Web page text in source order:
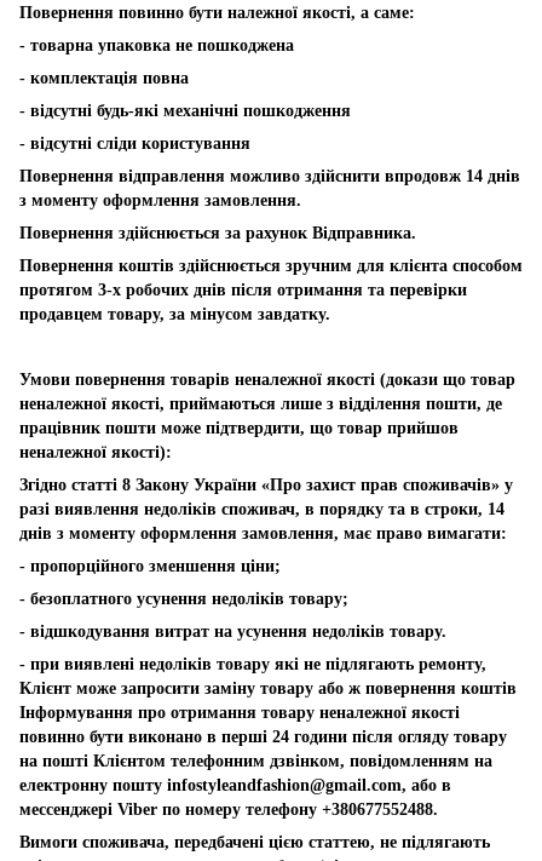
Повернення повинно бути належної якості, а саме:
- товарна упаковка не пошкоджена
- комплектація повна
- відсутні будь-які механічні пошкодження
- відсутні сліди користування
Повернення відправлення можливо здійснити впродовж 14 днів
з моменту оформлення замовлення.
Повернення здійснюється за рахунок Відправника.
Повернення коштів здійснюється зручним для клієнта способом
протягом 3-х робочих днів після отримання та перевірки
продавцем товару, за мінусом завдатку.
Умови повернення товарів неналежної якості (докази що товар
неналежної якості, приймаються лише з відділення пошти, де
працівник пошти може підтвердити, що товар прийшов
неналежної якості):
Згідно статті 8 Закону України «Про захист прав споживачів» у
разі виявлення недоліків споживач, в порядку та в строки, 14
днів з моменту оформлення замовлення, має право вимагати:
- пропорційного зменшення ціни;
- безоплатного усунення недоліків товару;
- відшкодування витрат на усунення недоліків товару.
- при виявлені недоліків товару які не підлягають ремонту,
Клієнт може запросити заміну товару або ж повернення коштів
Інформування про отримання товару неналежної якості
повинно бути виконано в перші 24 години після огляду товару
на пошті Клієнтом телефонним дзвінком, повідомленням на
електронну пошту infostyleandfashion@gmail.com, або в
мессенджері Viber по номеру телефону +380677552488.
Вимоги споживача, передбачені цією статтею, не підлягають